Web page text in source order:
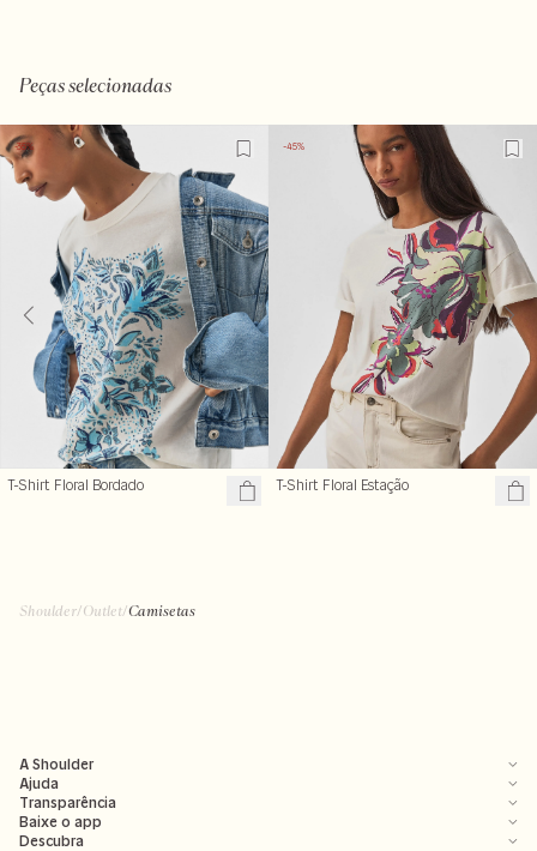
Peças selecionadas
-35%
T-Shirt Floral Bordado
-45%
T-Shirt Floral Estação
Shoulder/Outlet/Camisetas
A Shoulder
Ajuda
Transparência
Baixe o app
Descubra